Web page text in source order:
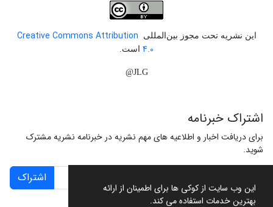
این وب سایت از کوکی ها برای اطمینان از ارائه
بهترین خدمات استفاده می کند.
این نشریه تحت مجوز بین‌المللی
Creative Commons Attribution
4.0 است.
JLG@
اشتراک خبرنامه
برای دریافت اخبار و اطلاعیه های مهم نشریه در خبرنامه نشریه مشترک
شوید.
اشتراک